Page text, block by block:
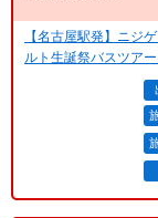
【名古屋駅発】ニジ
ルト生誕祭バスツア